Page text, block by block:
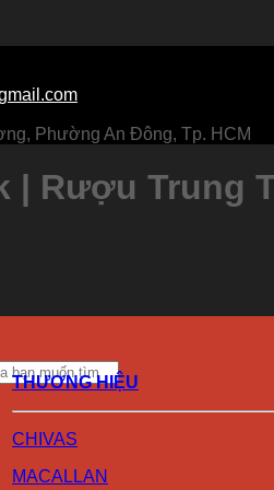
Phường An Đông, Tp. HCM
| Rượu Trung
THƯƠNG HIỆU
CHIVAS
MACALLAN